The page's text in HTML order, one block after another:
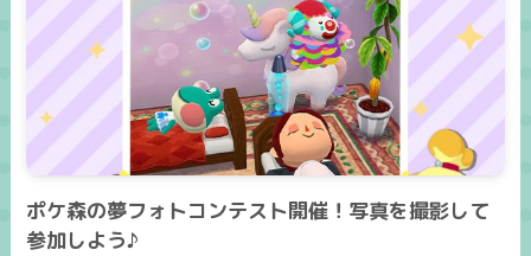
ポケ森の夢フォトコンテスト開催！写真を撮影して
参加しよう♪